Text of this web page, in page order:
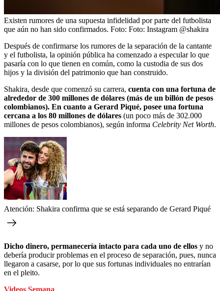
Existen rumores de una supuesta infidelidad por parte del futbolista
que aún no han sido confirmados. Foto: Foto: Instagram @shakira
Después de confirmarse los rumores de la separación de la cantante
y el futbolista, la opinión pública ha comenzado a especular lo que
pasaría con lo que tienen en común, como la custodia de sus dos
hijos y la división del patrimonio que han construido.
Shakira, desde que comenzó su carrera, cuenta con una fortuna de
alrededor de 300 millones de dólares (más de un billón de pesos
colombianos). En cuanto a Gerard Piqué, posee una fortuna
cercana a los 80 millones de dólares (un poco más de 302.000
millones de pesos colombianos), según informa Celebrity Net Worth.
Atención: Shakira confirma que se está separando de Gerard Piqué
Dicho dinero, permanecería intacto para cada uno de ellos y no
debería producir problemas en el proceso de separación, pues, nunca
llegaron a casarse, por lo que sus fortunas individuales no entrarían
en el pleito.
Videos Semana